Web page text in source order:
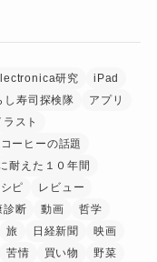
研究
iPad
し寿司探検隊
アプリ
ラスト
コーヒーの話題
耐えた１０年間
ピ
レビュー
診断 動画
哲学
旅 日経新聞
映画
苦情 買い物
野菜